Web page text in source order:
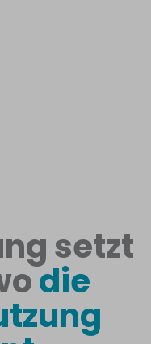
setzt
die